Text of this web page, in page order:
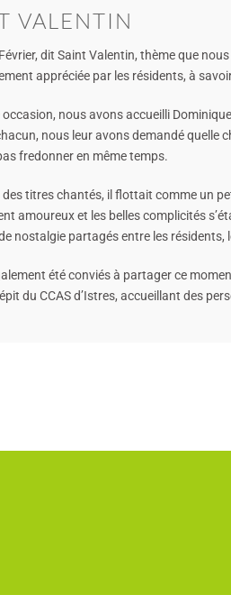
VALENTIN
dit Saint Valentin, thème que
appréciée par les résidents, à
nous avons accueilli
nous leur avons demandé quelle
fredonner en même temps.
titres chantés, il flottait comme un
amoureux et les belles complicités
nostalgie partagés entre les résidents,
été conviés à partager ce
du CCAS d’Istres, accueillant des